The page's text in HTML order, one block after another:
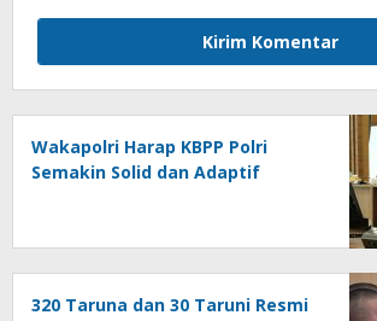
Wakapolri Harap KBPP Polri
Semakin Solid dan Adaptif
320 Taruna dan 30 Taruni Resmi